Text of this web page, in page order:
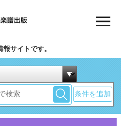
サイトです。
条件を追加